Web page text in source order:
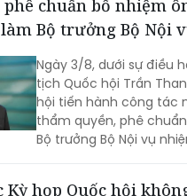
Ngày 3/8, dưới sự điều
tịch Quốc hội Trần
hội tiến hành công tác
thẩm quyền, phê chuẩn
Bộ trưởng Bộ Nội vụ
2031 đối với ông
viên Ban Chấp hành
quyền Bộ trưởng Bộ Nội
Kỳ họp Quốc hội